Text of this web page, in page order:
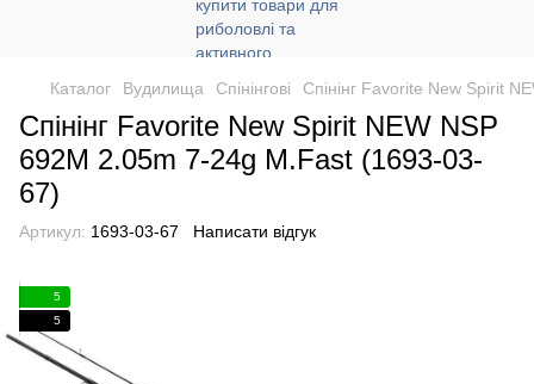
Каталог Вудилища Спінінгові Спінінг Favorite New Spirit
Спінінг Favorite New Spirit NEW NSP
692M 2.05m 7-24g M.Fast (1693-03-
67)
Артикул: 1693-03-67 Написати відгук
5
5